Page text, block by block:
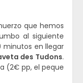
que hemos
al siguiente
minutos en llegar
des Tudons.
(2€ pp, el peque